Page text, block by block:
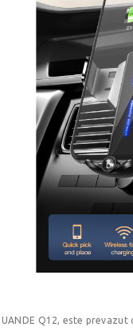
Q12, este prevazut